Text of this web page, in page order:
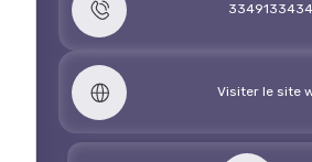
Visiter le site